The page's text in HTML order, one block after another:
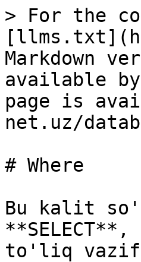
> For the
Markdown
available
page is
net.uz/
# Where
Bu kalit
to'liq